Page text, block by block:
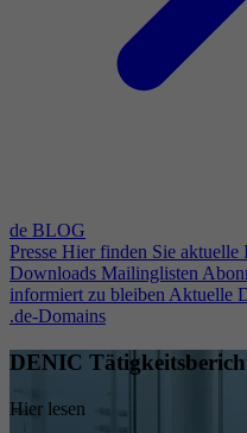
de BLOG
Presse Hier finden Sie aktuelle
Downloads Mailinglisten
informiert zu bleiben Aktuelle
.de-Domains
DENIC
Hier lesen